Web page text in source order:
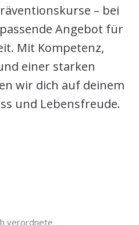
– bei
Angebot für
Mit Kompetenz,
einer starken
wir dich auf deinem
und Lebensfreude.
verordnete